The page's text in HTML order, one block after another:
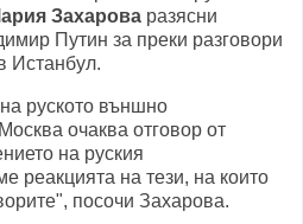
Захарова разясни
Путин за преки разговори
Истанбул.
руското външно
очаква отговор от
на руския
реакцията на тези, на които
посочи Захарова.